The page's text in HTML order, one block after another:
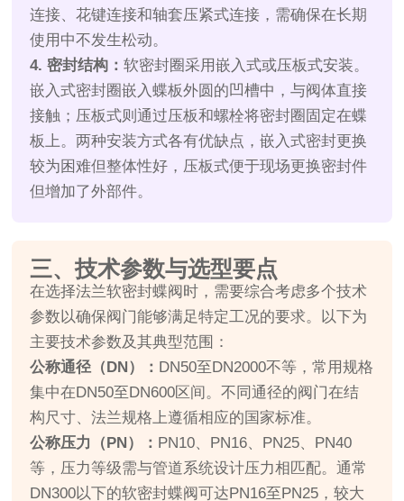
连接、花键连接和轴套压紧式连接，需确保在长期
使用中不发生松动。
4. 密封结构：软密封圈采用嵌入式或压板式安装。
嵌入式密封圈嵌入蝶板外圆的凹槽中，与阀体直接
接触；压板式则通过压板和螺栓将密封圈固定在蝶
板上。两种安装方式各有优缺点，嵌入式密封更换
较为困难但整体性好，压板式便于现场更换密封件
但增加了外部件。
三、技术参数与选型要点
在选择法兰软密封蝶阀时，需要综合考虑多个技术
参数以确保阀门能够满足特定工况的要求。以下为
主要技术参数及其典型范围：
公称通径（DN）： DN50至DN2000不等，常用规格
集中在DN50至DN600区间。不同通径的阀门在结
构尺寸、法兰规格上遵循相应的国家标准。
公称压力（PN）： PN10、PN16、PN25、PN40
等，压力等级需与管道系统设计压力相匹配。通常
DN300以下的软密封蝶阀可达PN16至PN25，较大